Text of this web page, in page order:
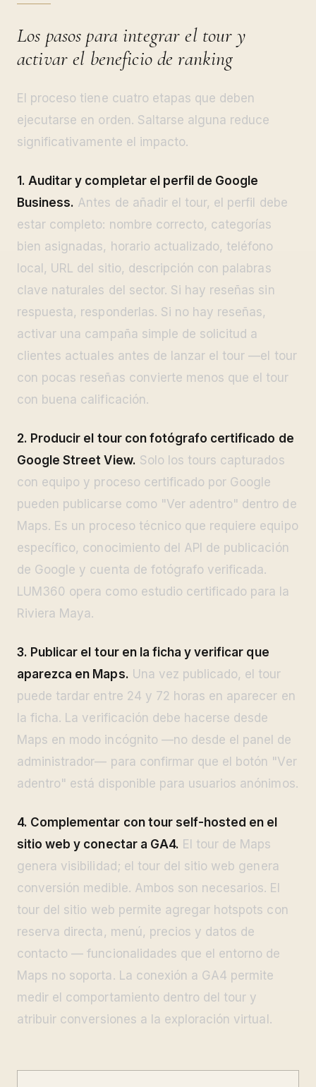
Los pasos para integrar el tour y
activar el beneficio de ranking
El proceso tiene cuatro etapas que deben
ejecutarse en orden. Saltarse alguna reduce
significativamente el impacto.
1. Auditar y completar el perfil de Google
Business. Antes de añadir el tour, el perfil debe
estar completo: nombre correcto, categorías
bien asignadas, horario actualizado, teléfono
local, URL del sitio, descripción con palabras
clave naturales del sector. Si hay reseñas sin
respuesta, responderlas. Si no hay reseñas,
activar una campaña simple de solicitud a
clientes actuales antes de lanzar el tour —el tour
con pocas reseñas convierte menos que el tour
con buena calificación.
2. Producir el tour con fotógrafo certificado de
Google Street View. Solo los tours capturados
con equipo y proceso certificado por Google
pueden publicarse como "Ver adentro" dentro de
Maps. Es un proceso técnico que requiere equipo
específico, conocimiento del API de publicación
de Google y cuenta de fotógrafo verificada.
LUM360 opera como estudio certificado para la
Riviera Maya.
3. Publicar el tour en la ficha y verificar que
aparezca en Maps. Una vez publicado, el tour
puede tardar entre 24 y 72 horas en aparecer en
la ficha. La verificación debe hacerse desde
Maps en modo incógnito —no desde el panel de
administrador— para confirmar que el botón "Ver
adentro" está disponible para usuarios anónimos.
4. Complementar con tour self-hosted en el
sitio web y conectar a GA4. El tour de Maps
genera visibilidad; el tour del sitio web genera
conversión medible. Ambos son necesarios. El
tour del sitio web permite agregar hotspots con
reserva directa, menú, precios y datos de
contacto — funcionalidades que el entorno de
Maps no soporta. La conexión a GA4 permite
medir el comportamiento dentro del tour y
atribuir conversiones a la exploración virtual.